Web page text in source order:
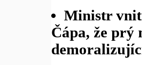
Ministr
Čápa, že prý